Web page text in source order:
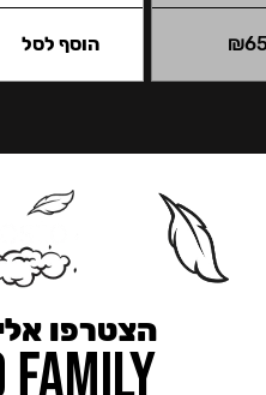
₪ הוסף לסל
הצטרפו